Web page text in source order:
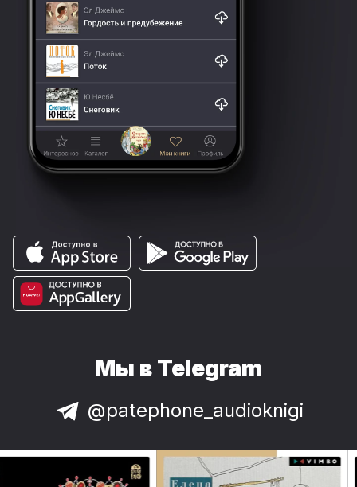
Мы в Telegram
@patephone_audioknigi